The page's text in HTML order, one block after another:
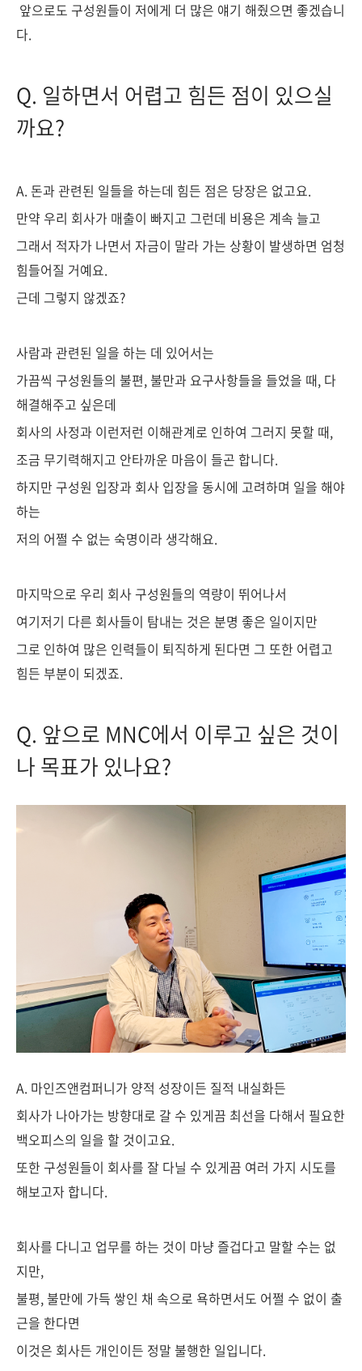
앞으로도 구성원들이 저에게 더 많은 얘기 해줬으면 좋겠습니
다.
Q. 일하면서 어렵고 힘든 점이 있으실
까요?
A. 돈과 관련된 일들을 하는데 힘든 점은 당장은 없고요.
만약 우리 회사가 매출이 빠지고 그런데 비용은 계속 늘고
그래서 적자가 나면서 자금이 말라 가는 상황이 발생하면 엄청
힘들어질 거예요.
근데 그렇지 않겠죠?
사람과 관련된 일을 하는 데 있어서는
가끔씩 구성원들의 불편, 불만과 요구사항들을 들었을 때, 다
해결해주고 싶은데
회사의 사정과 이런저런 이해관계로 인하여 그러지 못할 때,
조금 무기력해지고 안타까운 마음이 들곤 합니다.
하지만 구성원 입장과 회사 입장을 동시에 고려하며 일을 해야
하는
저의 어쩔 수 없는 숙명이라 생각해요.
마지막으로 우리 회사 구성원들의 역량이 뛰어나서
여기저기 다른 회사들이 탐내는 것은 분명 좋은 일이지만
그로 인하여 많은 인력들이 퇴직하게 된다면 그 또한 어렵고
힘든 부분이 되겠죠.
Q. 앞으로 MNC에서 이루고 싶은 것이
나 목표가 있나요?
A. 마인즈앤컴퍼니가 양적 성장이든 질적 내실화든
회사가 나아가는 방향대로 갈 수 있게끔 최선을 다해서 필요한
백오피스의 일을 할 것이고요.
또한 구성원들이 회사를 잘 다닐 수 있게끔 여러 가지 시도를
해보고자 합니다.
회사를 다니고 업무를 하는 것이 마냥 즐겁다고 말할 수는 없
지만,
불평, 불만에 가득 쌓인 채 속으로 욕하면서도 어쩔 수 없이 출
근을 한다면
이것은 회사든 개인이든 정말 불행한 일입니다.